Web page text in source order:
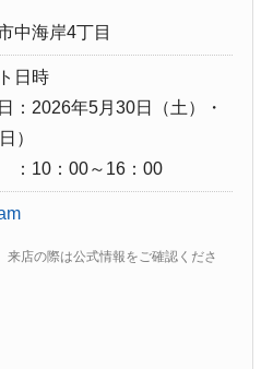
中海岸4丁目
日時
：2026年5月30日（土）・
）
：10：00～16：00
店の際は公式情報をご確認くださ